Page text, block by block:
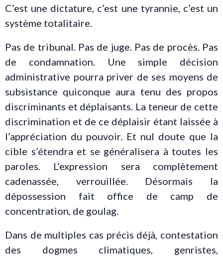
C’est une dictature, c’est une tyrannie, c’est un
système totalitaire.
Pas de tribunal. Pas de juge. Pas de procès. Pas
de condamnation. Une simple décision
administrative pourra priver de ses moyens de
subsistance quiconque aura tenu des propos
discriminants et déplaisants. La teneur de cette
discrimination et de ce déplaisir étant laissée à
l’appréciation du pouvoir. Et nul doute que la
cible s’étendra et se généralisera à toutes les
paroles. L’expression sera complètement
cadenassée, verrouillée. Désormais la
dépossession fait office de camp de
concentration, de goulag.
Dans de multiples cas précis déjà, contestation
des dogmes climatiques, genristes,